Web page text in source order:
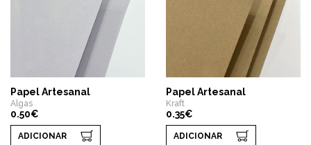
Papel Artesanal
Algas
0.50€
ADICIONAR
Papel Artesanal
Kraft
0.35€
ADICIONAR